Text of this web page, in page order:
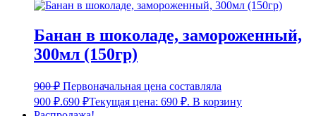
Банан в шоколаде, замороженный,
300мл (150гр)
900₽ Первоначальная цена составляла
900 ₽.690 ₽Текущая цена: 690 ₽. В корзину